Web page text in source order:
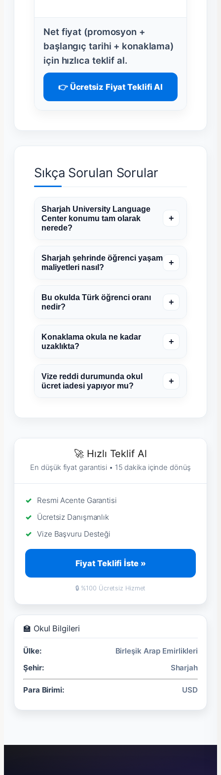
Net fiyat (promosyon +
başlangıç tarihi + konaklama)
için hızlıca teklif al.
👉 Ücretsiz Fiyat Teklifi Al
Sıkça Sorulan Sorular
Sharjah University Language
Center konumu tam olarak
nerede?
+
Sharjah şehrinde öğrenci yaşam
maliyetleri nasıl?
+
Bu okulda Türk öğrenci oranı
nedir?
+
Konaklama okula ne kadar
uzaklıkta?
+
Vize reddi durumunda okul
ücret iadesi yapıyor mu?
+
🚀 Hızlı Teklif Al
En düşük fiyat garantisi • 15 dakika içinde dönüş
Resmi Acente Garantisi
Ücretsiz Danışmanlık
Vize Başvuru Desteği
Fiyat Teklifi İste »
🔒 %100 Ücretsiz Hizmet
🏫 Okul Bilgileri
Ülke:
Birleşik Arap Emirlikleri
Şehir:
Sharjah
Para Birimi: USD